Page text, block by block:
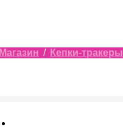
Магазин / Кепки-тракеры